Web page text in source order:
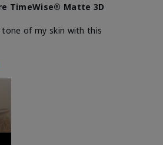
TimeWise® Matte 3D
of my skin with this